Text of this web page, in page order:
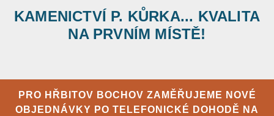
KAMENICTVÍ P. KŮRKA... KVALITA
NA PRVNÍM MÍSTĚ!
PRO HŘBITOV BOCHOV ZAMĚŘUJEME NOVÉ
OBJEDNÁVKY PO TELEFONICKÉ DOHODĚ NA